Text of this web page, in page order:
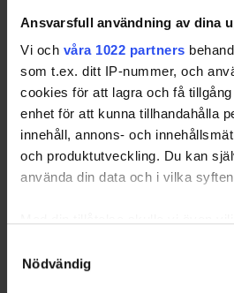
Ansvarsfull användning av dina
Vi och våra 1022 partners
som t.ex. ditt IP-nummer, och
cookies för att lagra och få
enhet för att kunna tillhandahålla
innehåll, annons- och
och produktutveckling. Du kan
använda din data och i vilka
kan ha en noggrannhet på upp
Nödvändig
Jansson, Sara
RD
Fransen, Yara
Mårdberg, Maja
Sköldebäck, Ella
LD 1 0
Nilson, Alice
RW 1 0
Arhammar
Pakarinen, Hilda
RW 1 0
Moberg, Tuva LW 2 0
Edlund Karmgård,
LW 2 0
Hamnmark, Tea